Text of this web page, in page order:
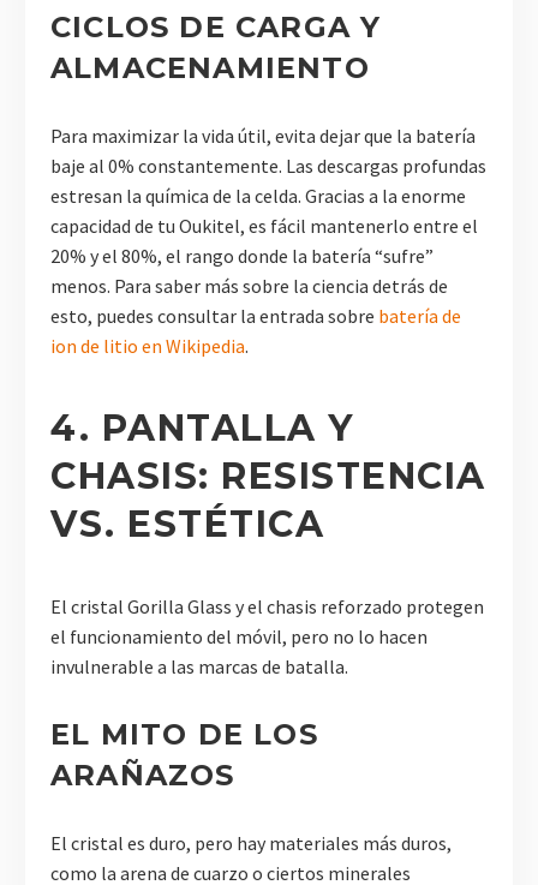
CICLOS DE CARGA Y
ALMACENAMIENTO
Para maximizar la vida útil, evita dejar que la batería
baje al 0% constantemente. Las descargas profundas
estresan la química de la celda. Gracias a la enorme
capacidad de tu Oukitel, es fácil mantenerlo entre el
20% y el 80%, el rango donde la batería “sufre”
menos. Para saber más sobre la ciencia detrás de
esto, puedes consultar la entrada sobre batería de
ion de litio en Wikipedia.
4. PANTALLA Y
CHASIS: RESISTENCIA
VS. ESTÉTICA
El cristal Gorilla Glass y el chasis reforzado protegen
el funcionamiento del móvil, pero no lo hacen
invulnerable a las marcas de batalla.
EL MITO DE LOS
ARAÑAZOS
El cristal es duro, pero hay materiales más duros,
como la arena de cuarzo o ciertos minerales